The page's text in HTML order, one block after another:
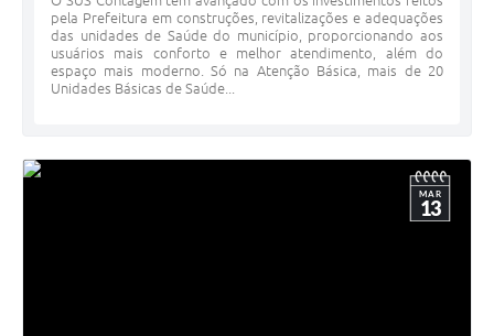
pela Prefeitura em construções, revitalizações e adequações
das unidades de Saúde do município, proporcionando aos
usuários mais conforto e melhor atendimento, além do
espaço mais moderno. Só na Atenção Básica, mais de 20
Unidades Básicas de Saúde...
MAR
13